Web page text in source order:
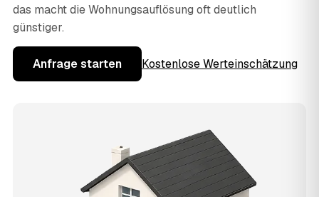
das macht die Wohnungsauflösung oft deutlich
günstiger.
Anfrage starten Kostenlose Werteinschätzung